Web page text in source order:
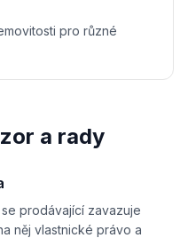
seznámil se stavem
s § 2099 a násl.
pro různé
a rady
prodávající zavazuje
něj vlastnické právo a